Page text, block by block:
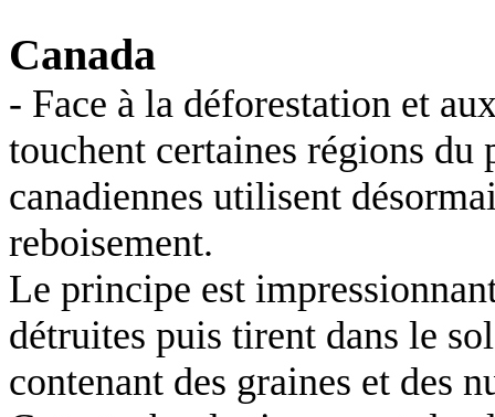
Canada
- Face à la déforestation et
touchent certaines régions du
canadiennes utilisent
reboisement.
Le principe est
détruites puis tirent dans le
contenant des graines et des